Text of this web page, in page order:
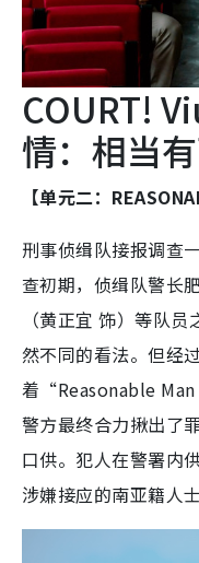
COURT!
情：相当
【单元二：
刑事侦缉队接报调查
查初期，侦缉队警长
（黄正宜 饰）等队
然不同的看法。但经
着“Reasonable Man
警方最终合力揪出了
口供。犯人在警署内
涉嫌接应的南亚籍人